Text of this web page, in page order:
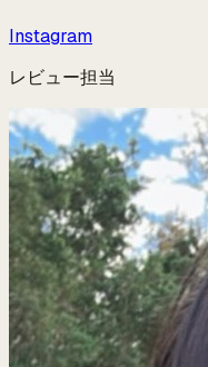
Instagram
レビュー担当